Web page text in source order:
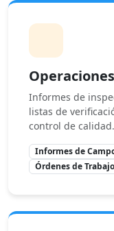
Informes de
listas de
control de calidad.
Informes de
Órdenes de Trabajo